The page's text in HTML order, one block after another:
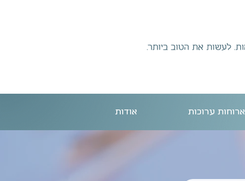
ארוחות ערוכות אודות